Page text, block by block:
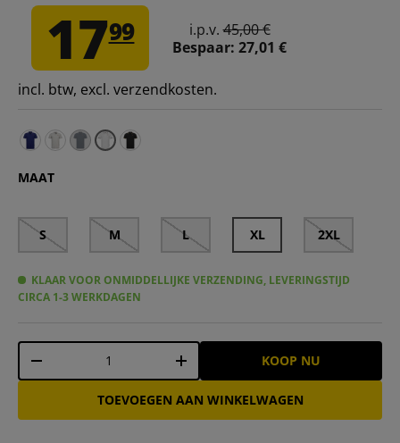
1799 i.p.v.45,00 €
Bespaar: 27,01 €
incl. btw, excl. verzendkosten.
MAAT
S M L XL 2XL
KLAAR VOOR ONMIDDELLIJKE VERZENDING, LEVERINGSTIJD
CIRCA 1-3 WERKDAGEN
Aantal
-
+ KOOP NU
TOEVOEGEN AAN WINKELWAGEN